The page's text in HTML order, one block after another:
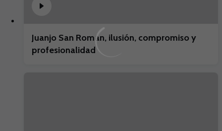
Juanjo San Román, ilusión, compromiso y
profesionalidad